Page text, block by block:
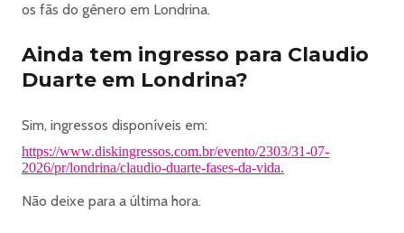
os fãs do gênero em Londrina.
Ainda tem ingresso para Claudio
Duarte em Londrina?
Sim, ingressos disponíveis em:
https://www.diskingressos.com.br/evento/2303/31-07-
2026/pr/londrina/claudio-duarte-fases-da-vida.
Não deixe para a última hora.